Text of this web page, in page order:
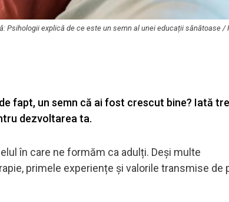
explică de ce este un semn al unei educații sănătoase /
fapt, un semn că ai fost crescut bine? Iată
dezvoltarea ta.
în care ne formăm ca adulți. Deși multe
primele experiențe și valorile transmise de